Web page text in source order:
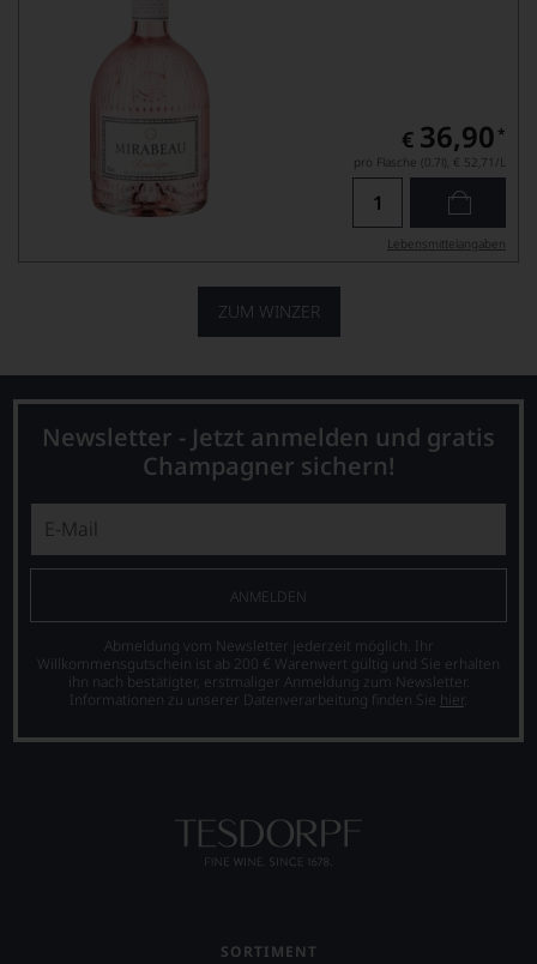
€ 36,90 *
pro Flasche (0.7l), € 52,71 /L
Lebensmittel­angaben
ZUM WINZER
Newsletter - Jetzt anmelden und gratis
Champagner sichern!
ANMELDEN
Abmeldung vom Newsletter jederzeit möglich. Ihr
Willkommensgutschein ist ab 200 € Warenwert gültig und Sie erhalten
ihn nach bestätigter, erstmaliger Anmeldung zum Newsletter.
Informationen zu unserer Datenverarbeitung finden Sie hier.
SORTIMENT